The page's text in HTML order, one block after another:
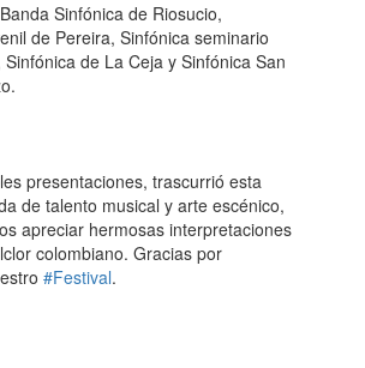
Sinfónica de Riosucio,
de Pereira, Sinfónica seminario
de La Ceja y Sinfónica San
presentaciones, trascurrió esta
de talento musical y arte escénico,
apreciar hermosas interpretaciones
colombiano. Gracias por
#Festival.